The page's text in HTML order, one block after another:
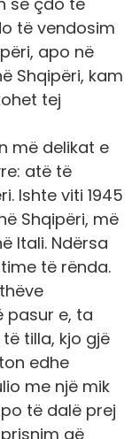
të vendosim
apo në
Shqipëri, kam
tej
më delikat e
atë të
Ishte viti 1945
Shqipëri, më
Itali. Ndërsa
të rënda.
pasur e, ta
tilla, kjo gjë
edhe
me një mik
të dalë prej
që